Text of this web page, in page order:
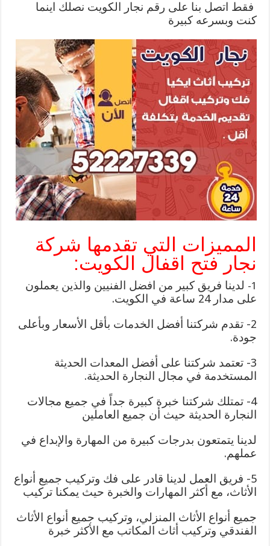
فقط اتصل بنا على رقم نجار الكويت نصلك اينما
كنت وبسرعه كبيرة
المميزات التي تقدمها شركة
نجار فتح اقفال الكويت:
1-
لدينا فريق كبير من افضل الفنيين والذين يعملون
على مدار 24 ساعة في الكويت.
2- تقدم شركتنا أفضل الخدمات بأقل الأسعار وبأعلى
جودة.
3- تعتمد شركتنا على أفضل المعدات الحديثة
المستخدمة في مجال النجارة الحديثة.
4- تمتلك شركتنا خبرة كبيرة جداً في جميع مجالات
النجارة الحديثة حيث أن جميع العاملين
لدينا يتمتعون بدرجات كبيرة من المهارة والإبداع في
عملهم.
5- فريق العمل لدينا قادر على فك وتركيب جميع أنواع
الأثاث، مع أكثر المهارات والخبرة حيث يمكنا تركيب
جميع أنواع الأثاث المنزلي، وتركيب جميع أنواع الأثاث
الفندقي وتركيب أثاث المكاتب مع الأكثر خبرة